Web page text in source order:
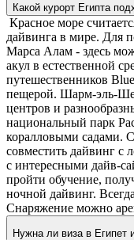
Какой курорт Египта
Красное море
дайвинга в мире. Для
Марса Алам - здесь
акул в естественной
путешественников
пещерой. Шарм-эль-
центров и
национальный парк
коралловыми садами.
совместить дайвинг с
с интересными дайв-
пройти обучение,
ночной дайвинг.
Снаряжение можно
Нужна ли виза в Египет